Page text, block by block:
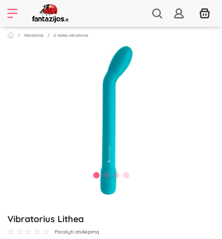
Vibratoriai G taško vibratoriai
Vibratorius Lithea
Parašyti atsiliepimą